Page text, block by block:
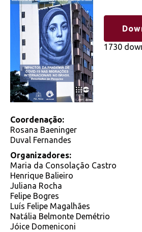
Coordenação:
Rosana Baeninger
Duval Fernandes
Organizadores:
Maria da Consolação Castro
Henrique Balieiro
Juliana Rocha
Felipe Bogres
Luís Felipe Magalhães
Natália Belmonte Demétrio
Jóice Domeniconi
1730